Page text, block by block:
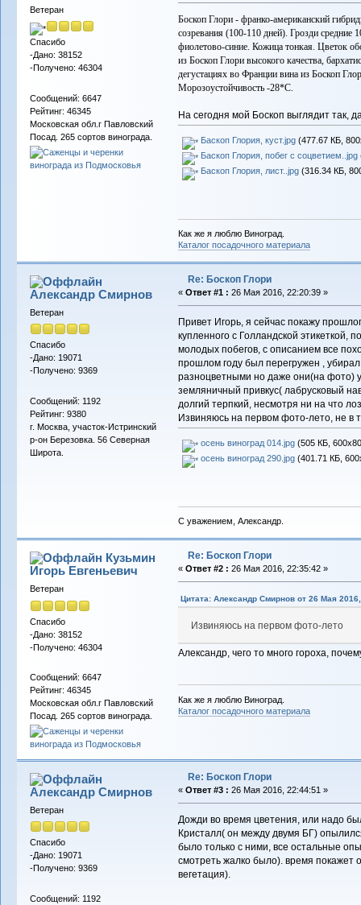
Ветеран
Спасибо
-Дано: 38152
-Получено: 46304
Сообщений: 6647
Рейтинг: 46345
Московская обл.г Павловский
Посад. 265 сортов винограда.
Боскоп Глори - франко-американский
созревания (100-110 дней). Грозди средние
фиолетово-синие. Кожица тонкая. Цветок
из Боскоп Глори высокого качества,
дегустациях во Франции вина из Боскоп
Морозоустойчивость -28*С.
На сегодня мой Боскоп выглядит так,
Баскоп Глория, куст.jpg(477.67 КБ,
Баскоп Глория, побег с соцветием..jpg
Баскоп Глория, лист..jpg(316.34 КБ,
Как же я люблю Виноград.
Каталог посадочного материала
Александр Смирнов
Ветеран
Спасибо
-Дано: 19071
-Получено: 9369
Сообщений: 1192
Рейтинг: 9380
г. Москва, участок-Истринский
р-он Березовка. 56 Северная
Широта.
Re: Боскоп Глори
« Ответ #1 : 26 Мая 2016, 22:20:39 »
Привет Игорь, я сейчас покажу
купленного с Голландской этикеткой,
молодых побегов, с описанием все
прошлом году был перегружен ,
разноцветными но даже они(на фото)
земляничный привкус( лабрусковый
долгий терпкий, несмотря ни на что
Извиняюсь на первом фото-лето, не в
осень виноград 014.jpg(505 КБ,
осень виноград 290.jpg(401.71 КБ,
С уважением, Александр.
Кузьмин
Игорь Евгеньевич
Ветеран
Спасибо
-Дано: 38152
-Получено: 46304
Сообщений: 6647
Рейтинг: 46345
Московская обл.г Павловский
Посад. 265 сортов винограда.
Re: Боскоп Глори
« Ответ #2 : 26 Мая 2016, 22:35:42 »
Цитата: Александр Смирнов от 26 Мая
Извиняюсь на первом фото-лето
Александр, чего то много гороха,
Как же я люблю Виноград.
Каталог посадочного материала
Александр Смирнов
Ветеран
Спасибо
-Дано: 19071
-Получено: 9369
Сообщений: 1192
Re: Боскоп Глори
« Ответ #3 : 26 Мая 2016, 22:44:51 »
Дожди во время цветения, или надо
Кристалл( он между двумя БГ)
было только с ними, все остальные
смотреть жалко было). время покажет
вегетация).